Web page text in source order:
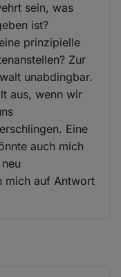
sein, was
ist?
prinzipielle
Zur
unabdingbar.
aus, wenn wir
Eine
auch mich
mich auf Antwort